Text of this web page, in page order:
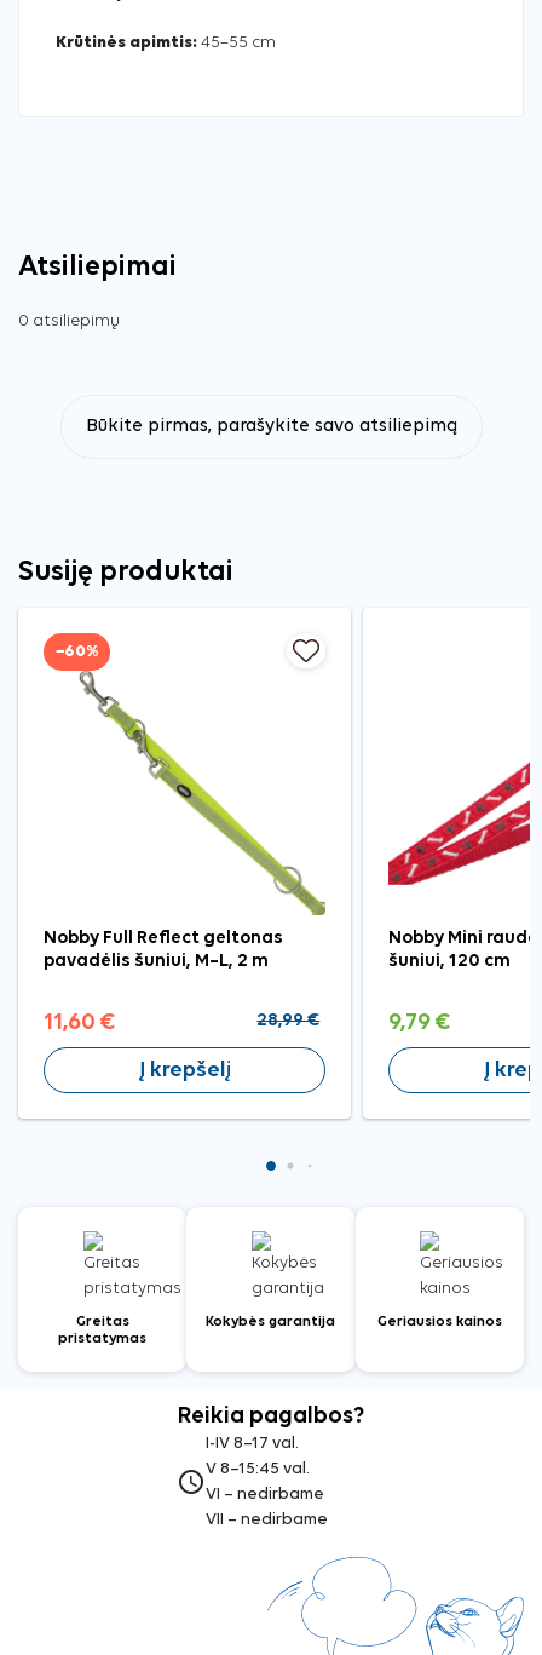
Krūtinės apimtis: 45–55 cm
Atsiliepimai
0 atsiliepimų
Būkite pirmas, parašykite savo atsiliepimą
Susiję produktai
−60%
Nobby Full Reflect geltonas
pavadėlis šuniui, M–L, 2 m
11,60 € 28,99 €
Į krepšelį
Nobby Mini
šuniui, 120 cm
9,79 €
Į
Greitas
pristatymas
Kokybės garantija Geriausios kainos
Reikia pagalbos?
access_time
I-IV 8–17 val.
V 8–15:45 val.
VI – nedirbame
VII – nedirbame